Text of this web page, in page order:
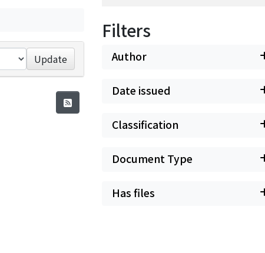
Update
Filters
Author
Date issued
Classification
Document Type
Has files